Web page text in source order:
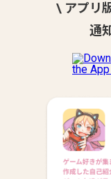
\ アプリ
通